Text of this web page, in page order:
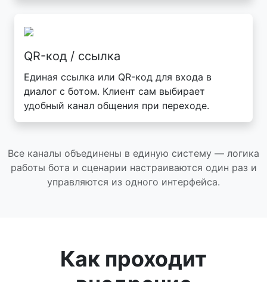
QR-код / ссылка
Единая ссылка или QR-код для входа в
диалог с ботом. Клиент сам выбирает
удобный канал общения при переходе.
Все каналы объединены в единую систему — логика
работы бота и сценарии настраиваются один раз и
управляются из одного интерфейса.
Как проходит